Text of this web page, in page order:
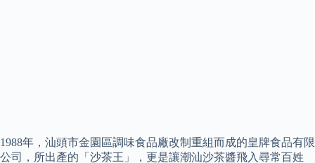
1988年，汕頭市金園區調味食品廠改制重組而成的皇牌食品有限
公司，所出產的「沙茶王」，更是讓潮汕沙茶醬飛入尋常百姓